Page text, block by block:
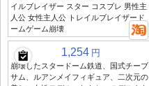
イルブレイザー スター コスプレ 男性主
人公 女性主人公 トレイルブレイザード
ームゲーム崩壊
1,254 円
崩壊したスタードーム鉄道、国式チーブ
サム、ルアンメイフィギュア、二次元の